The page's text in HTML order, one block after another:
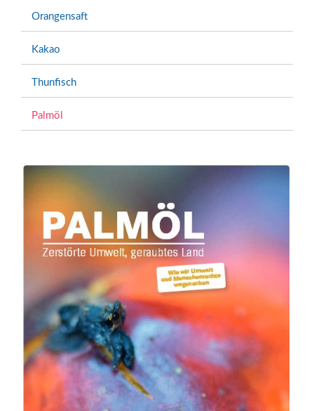
Orangensaft
Kakao
Thunfisch
Palmöl